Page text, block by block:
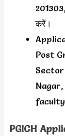
करें।
Post
Sector
PGICH